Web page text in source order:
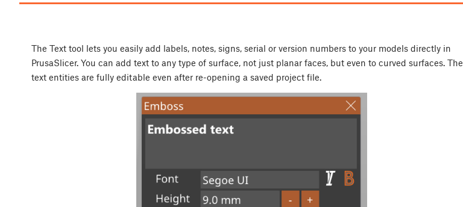
The Text tool lets you easily add labels, notes, signs, serial or version numbers to your models directly in
PrusaSlicer. You can add text to any type of surface, not just planar faces, but even to curved surfaces. The
text entities are fully editable even after re-opening a saved project file.